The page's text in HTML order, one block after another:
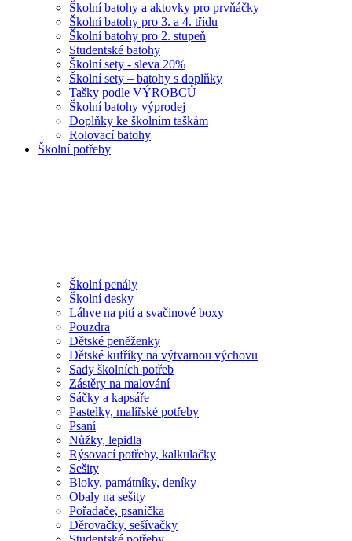
Školní batohy a aktovky pro prvňáčky
Školní batohy pro 3. a 4. třídu
Školní batohy pro 2. stupeň
Studentské batohy
Školní sety - sleva 20%
Školní sety – batohy s doplňky
Tašky podle VÝROBCŮ
Školní batohy výprodej
Doplňky ke školním taškám
Rolovací batohy
Školní potřeby
Školní penály
Školní desky
Láhve na pití a svačinové boxy
Pouzdra
Dětské peněženky
Dětské kufříky na výtvarnou výchovu
Sady školních potřeb
Zástěry na malování
Sáčky a kapsáře
Pastelky, malířské potřeby
Psaní
Nůžky, lepidla
Rýsovací potřeby, kalkulačky
Sešity
Bloky, památníky, deníky
Obaly na sešity
Pořadače, psaníčka
Děrovačky, sešívačky